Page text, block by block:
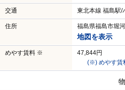
交通 東北本線 福島駅/
住所 福島県福島市堀
地図を表示
めやす賃料 ※
47,844円
(※) めやす賃